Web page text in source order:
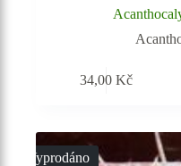
34,00Kč
Vyprodáno